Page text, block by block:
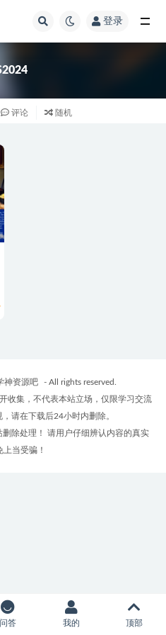
登录
评论 随机
神资源吧
- All rights reserved.
收集，不代表本站立场，仅限学习交流
请在下载后24小时内删除。
除处理！ 请用户仔细辨认内容的真实
上当受骗！
问答 我的 顶部